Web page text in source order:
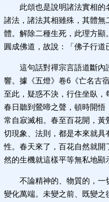
此頌也是說明諸法實相的
諸法，諸法其相雖殊，其體
體。解除二種生死，此理方
圓成佛道，故說：「佛子行道
這句話對禪宗言語道斷內
響。據《五燈》卷6《亡名古
至此，疑惑不決，行住坐臥
春日聽到鶯啼之聲，頓時開悟
常自寂滅相。春至百花開，
切現象、法則，都是本來就
性。春天來了，百花自然就開
然的生機就這樣平等無私地顯
不論精神的、物質的，一
變化萬端。未變之前、既變